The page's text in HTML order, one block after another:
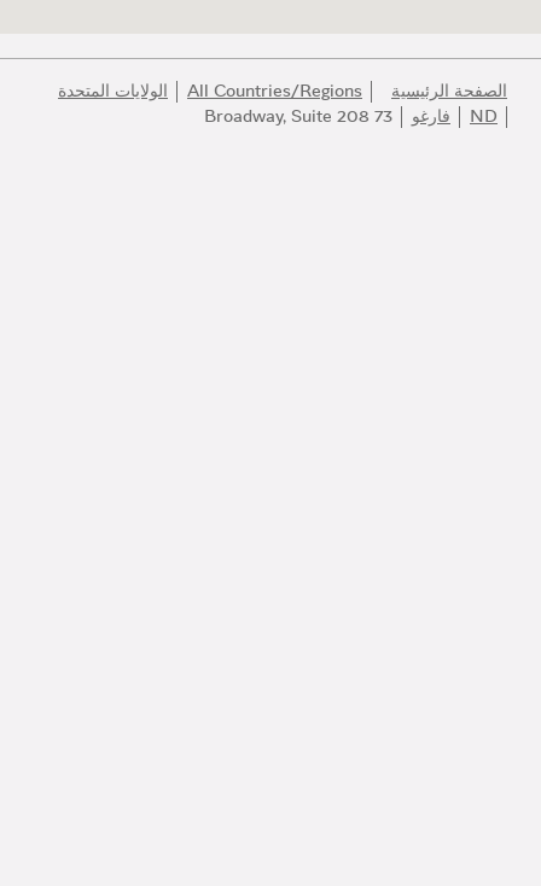
الصفحة الرئيسية All Countries/Regions
الولايات المتحدة
ND
فارغو 73 Broadway, Suite 208